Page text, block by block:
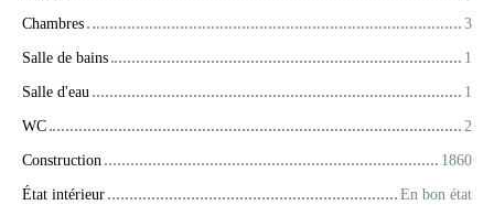
Chambres
3
Salle de bains
1
Salle d'eau
1
WC
2
Construction
1860
État intérieur
En bon état